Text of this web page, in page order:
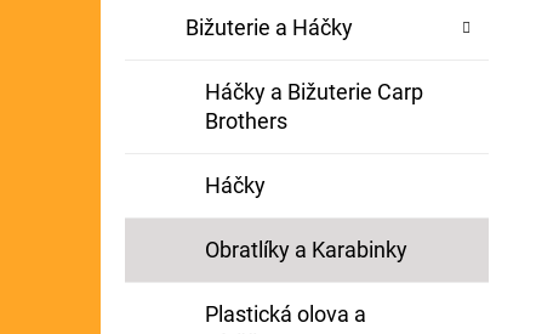
Bižuterie a Háčky
Háčky a Bižuterie Carp
Brothers
Háčky
Obratlíky a Karabinky
Plastická olova a